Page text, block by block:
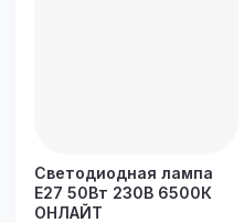
Светодиодная лампа
E27 50Вт 230В 6500К
ОНЛАЙТ